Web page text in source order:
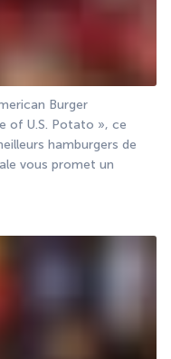
Burger
of U.S. Potato », ce
hamburgers de
vous promet un